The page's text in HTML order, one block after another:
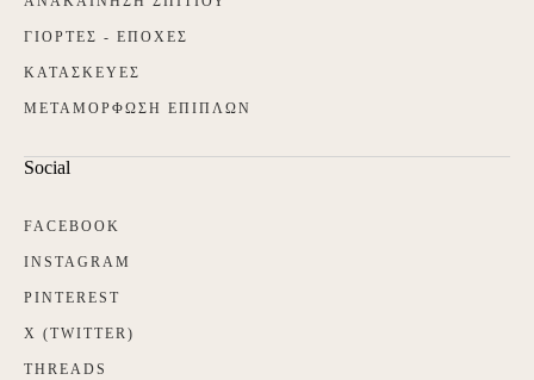
ΓΙΟΡΤΕΣ - ΕΠΟΧΕΣ
ΚΑΤΑΣΚΕΥΕΣ
ΜΕΤΑΜΟΡΦΩΣΗ ΕΠΙΠΛΩΝ
Social
FACEBOOK
INSTAGRAM
PINTEREST
X (TWITTER)
THREADS